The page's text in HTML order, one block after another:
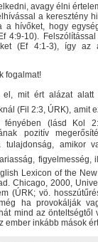
avagy élni
a keresztény
a hívőket, hogy
4:9-10).
(Ef 4:1-3), így az
fogalmat!
el, mit ért alázat alatt
(Fil 2:3, ÚRK), amit
fényében (lásd Kol
pozitív
amikor
figyelmesség,
Lexicon of the
Chicago, 2000,
(ÚRK; vö.
ha provokálják
mind az önteltségtől
ember inkább mások